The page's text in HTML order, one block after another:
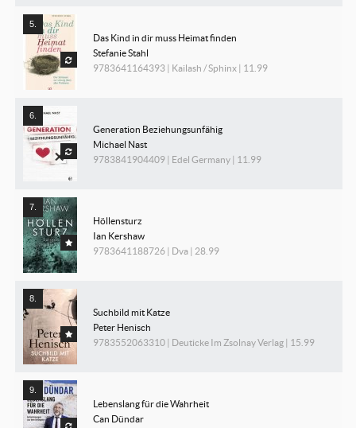
Das Kind in dir muss Heimat finden
Stefanie Stahl
9783641164393 | Kailash / Sphinx | 11.99
Generation Beziehungsunfähig
Michael Nast
9783841904409 | Edel Germany | 11.99
Höllensturz
Ian Kershaw
9783641188726 | Dva | 28.99
Suchbild mit Katze
Peter Henisch
9783552063310 | Deuticke Im Zsolnay Verlag | 15.99
Lebenslang für die Wahrheit
Can Dündar